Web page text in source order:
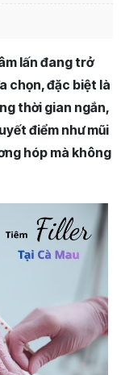
lấn đang trở
chọn, đặc biệt là
thời gian ngắn,
điểm như mũi
hóp mà không